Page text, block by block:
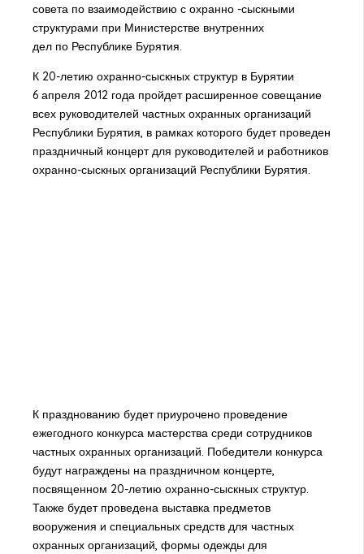
совета по взаимодействию с охранно -сыскными
структурами при Министерстве внутренних
дел по Республике Бурятия.
К 20-летию охранно-сыскных структур в Бурятии
6 апреля 2012 года пройдет расширенное совещание
всех руководителей частных охранных организаций
Республики Бурятия, в рамках которого будет проведен
праздничный концерт для руководителей и работников
охранно-сыскных организаций Республики Бурятия.
К празднованию будет приурочено проведение
ежегодного конкурса мастерства среди сотрудников
частных охранных организаций. Победители конкурса
будут награждены на праздничном концерте,
посвященном 20-летию охранно-сыскных структур.
Также будет проведена выставка предметов
вооружения и специальных средств для частных
охранных организаций, формы одежды для